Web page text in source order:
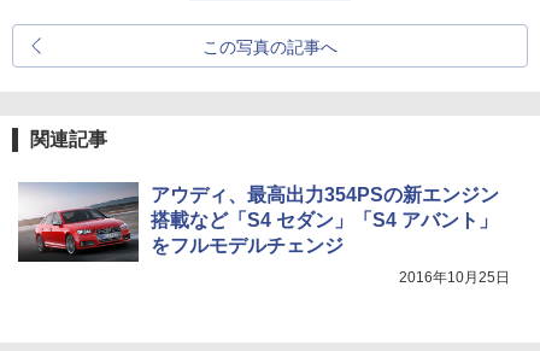
この写真の記事へ
関連記事
アウディ、最高出力354PSの新エンジン
搭載など「S4 セダン」「S4 アバント」
をフルモデルチェンジ
2016年10月25日